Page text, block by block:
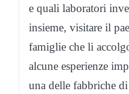
e quali laboratori
insieme, visitare il
famiglie che li
alcune esperienze
una delle fabbriche